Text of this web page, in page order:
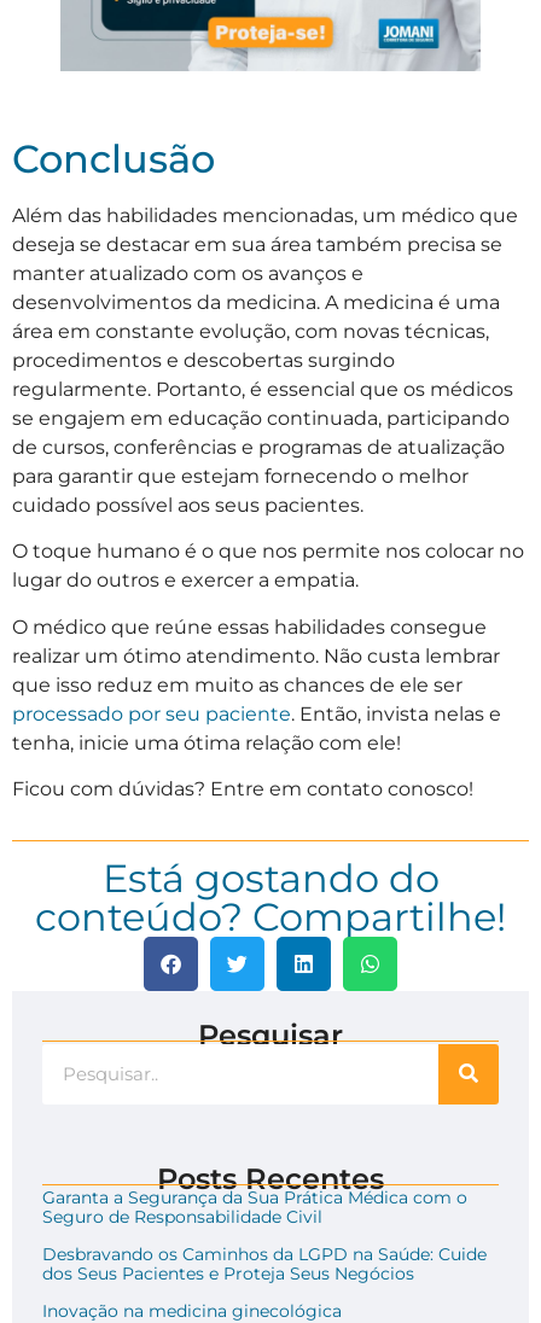
Conclusão
Além das habilidades mencionadas, um médico que
deseja se destacar em sua área também precisa se
manter atualizado com os avanços e
desenvolvimentos da medicina. A medicina é uma
área em constante evolução, com novas técnicas,
procedimentos e descobertas surgindo
regularmente. Portanto, é essencial que os médicos
se engajem em educação continuada, participando
de cursos, conferências e programas de atualização
para garantir que estejam fornecendo o melhor
cuidado possível aos seus pacientes.
O toque humano é o que nos permite nos colocar no
lugar do outros e exercer a empatia.
O médico que reúne essas habilidades consegue
realizar um ótimo atendimento. Não custa lembrar
que isso reduz em muito as chances de ele ser
processado por seu paciente. Então, invista nelas e
tenha, inicie uma ótima relação com ele!
Ficou com dúvidas? Entre em contato conosco!
Está gostando do
conteúdo? Compartilhe!
Pesquisar
Posts Recentes
Garanta a Segurança da Sua Prática Médica com o
Seguro de Responsabilidade Civil
Desbravando os Caminhos da LGPD na Saúde: Cuide
dos Seus Pacientes e Proteja Seus Negócios
Inovação na medicina ginecológica